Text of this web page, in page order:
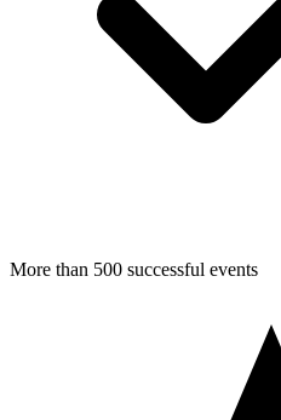
More than 500 successful events